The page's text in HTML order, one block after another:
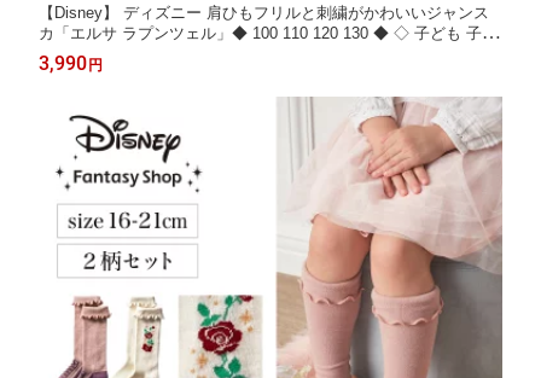
【Disney】 ディズニー 肩ひもフリルと刺繍がかわいいジャンス
カ「エルサ ラプンツェル」◆ 100 110 120 130 ◆ ◇ 子ども 子供
キッズ KIDS 子ども服 キッズ服 服 ジャンパースカート サロペッ
トスカート サロペット ボトム ボトムス プリンセス ディズニープ
3,990 円